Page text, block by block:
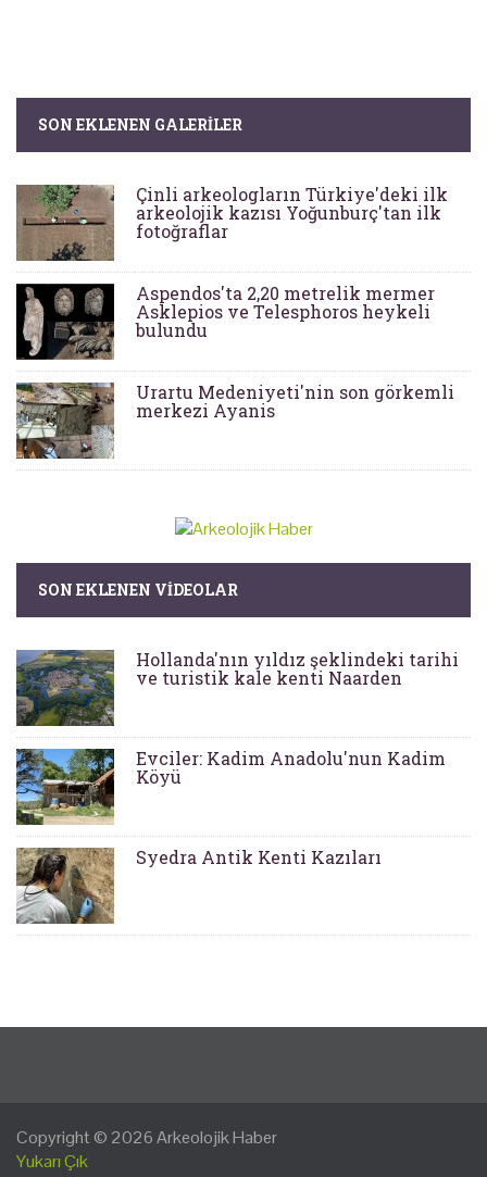
SON EKLENEN GALERILER
Çinli arkeologların Türkiye'deki ilk
arkeolojik kazısı Yoğunburç'tan ilk
fotoğraflar
Aspendos'ta 2,20 metrelik mermer
Asklepios ve Telesphoros heykeli
bulundu
Urartu Medeniyeti'nin son görkemli
merkezi Ayanis
SON EKLENEN VIDEOLAR
Hollanda'nın yıldız şeklindeki tarihi
ve turistik kale kenti Naarden
Evciler: Kadim Anadolu'nun Kadim
Köyü
Syedra Antik Kenti Kazıları
Copyright © 2026Arkeolojik Haber
Yukarı Çık